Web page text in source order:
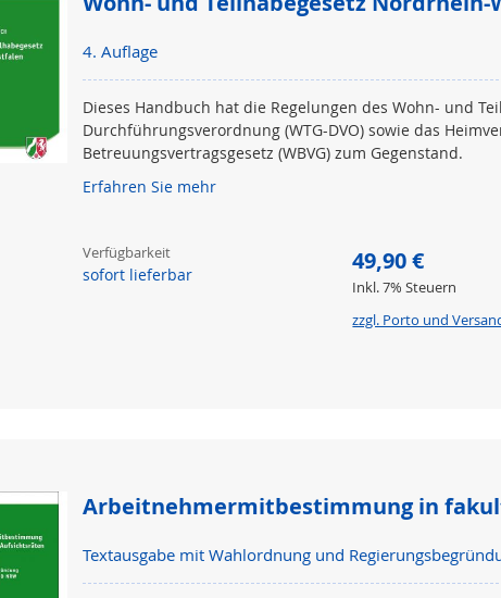
4. Auflage
Dieses Handbuch hat die Regelungen des Wohn- und
Durchführungsverordnung (WTG-DVO) sowie das
Betreuungsvertragsgesetz (WBVG) zum Gegenstand.
Erfahren Sie mehr
Verfügbarkeit
sofort lieferbar 49,90 €
Inkl. 7% Steuern
zzgl. Porto und
Arbeitnehmermitbestimmung in
Textausgabe mit Wahlordnung und